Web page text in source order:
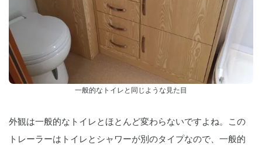
一般的なトイレと同じような見た目
外観は一般的なトイレとほとんど変わらないですよね。この
トレーラーはトイレとシャワーが別のタイプなので、一般的